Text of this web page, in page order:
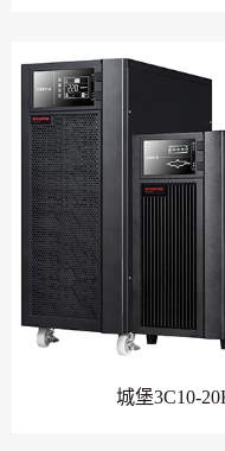
城堡3C10-